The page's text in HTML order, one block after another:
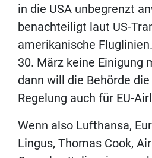
in die USA unbegrenzt
benachteiligt laut US-
amerikanische
30. März keine Einigung
dann will die Behörde
Regelung auch für EU-
Wenn also Lufthansa,
Lingus, Thomas Cook,